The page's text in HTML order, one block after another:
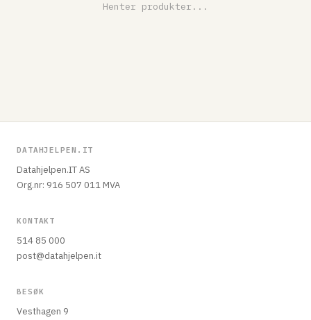
Henter produkter...
DATAHJELPEN.IT
Datahjelpen.IT AS
Org.nr: 916 507 011 MVA
KONTAKT
514 85 000
post@datahjelpen.it
BESØK
Vesthagen 9